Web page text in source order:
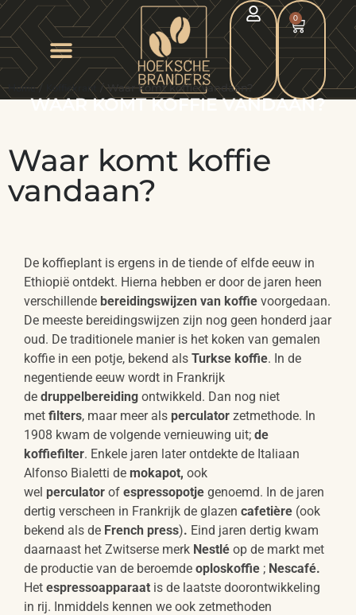
0
Home/ Koffiekrant / Waar komt koffie vandaan?
WAAR KOMT KOFFIE VANDAAN?
Waar komt koffie
vandaan?
De koffieplant is ergens in de tiende of elfde eeuw in
Ethiopië ontdekt. Hierna hebben er door de jaren heen
verschillende bereidingswijzen van koffie voorgedaan.
De meeste bereidingswijzen zijn nog geen honderd jaar
oud. De traditionele manier is het koken van gemalen
koffie in een potje, bekend als Turkse koffie. In de
negentiende eeuw wordt in Frankrijk
de druppelbereiding ontwikkeld. Dan nog niet
met filters, maar meer als perculator zetmethode. In
1908 kwam de volgende vernieuwing uit; de
koffiefilter. Enkele jaren later ontdekte de Italiaan
Alfonso Bialetti de mokapot, ook
wel perculator of espressopotje genoemd. In de jaren
dertig verscheen in Frankrijk de glazen cafetière (ook
bekend als de French press). Eind jaren dertig kwam
daarnaast het Zwitserse merk Nestlé op de markt met
de productie van de beroemde oploskoffie ; Nescafé.
Het espressoapparaat is de laatste doorontwikkeling
in rij. Inmiddels kennen we ook zetmethoden